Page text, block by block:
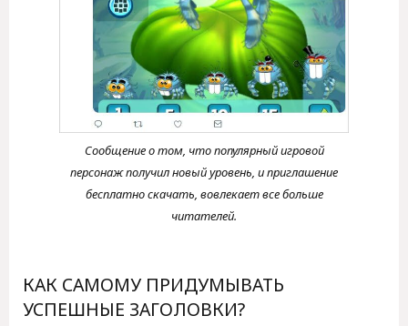
Сообщение о том, что популярный игровой
персонаж получил новый уровень, и приглашение
бесплатно скачать, вовлекает все больше
читателей.
КАК САМОМУ ПРИДУМЫВАТЬ
УСПЕШНЫЕ ЗАГОЛОВКИ?